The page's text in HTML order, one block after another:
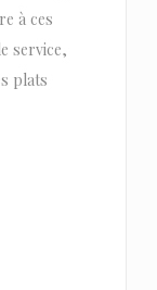
à ces
service,
plats
ΝΈΟ ΠΑΡΆΘΥΡΟ))